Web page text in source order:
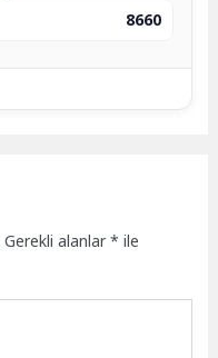
8660
Gerekli alanlar* ile